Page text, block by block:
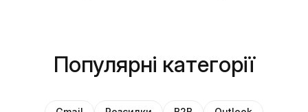
Популярні категорії